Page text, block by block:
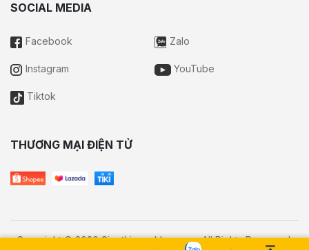
SOCIAL MEDIA
Facebook Zalo
Instagram YouTube
Tiktok
THƯƠNG MẠI ĐIỆN TỬ
Copyright © 2020 Sieuthisongkhoe.com All Rights Reserved.